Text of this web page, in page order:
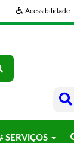
- Acessibilidade
SERVIÇOS